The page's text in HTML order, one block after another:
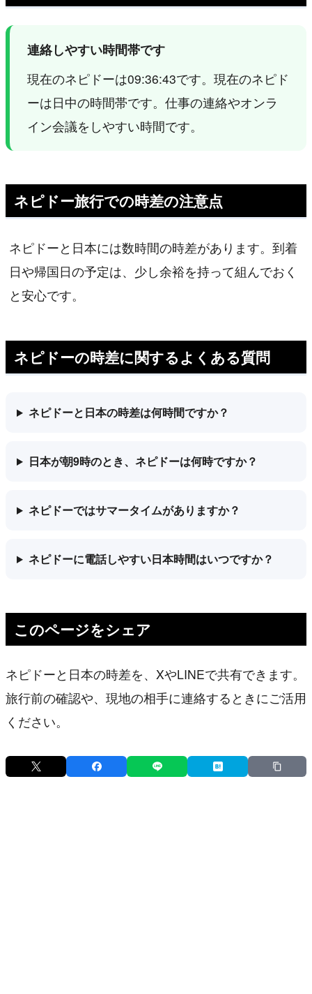
連絡しやすい時間帯です
現在のネピドーは09:36:43です。現在のネピド
ーは日中の時間帯です。仕事の連絡やオンラ
イン会議をしやすい時間です。
ネピドー旅行での時差の注意点
ネピドーと日本には数時間の時差があります。到着
日や帰国日の予定は、少し余裕を持って組んでおく
と安心です。
ネピドーの時差に関するよくある質問
ネピドーと日本の時差は何時間ですか？
日本が朝9時のとき、ネピドーは何時ですか？
ネピドーではサマータイムがありますか？
ネピドーに電話しやすい日本時間はいつですか？
このページをシェア
ネピドーと日本の時差を、XやLINEで共有できます。
旅行前の確認や、現地の相手に連絡するときにご活用
ください。